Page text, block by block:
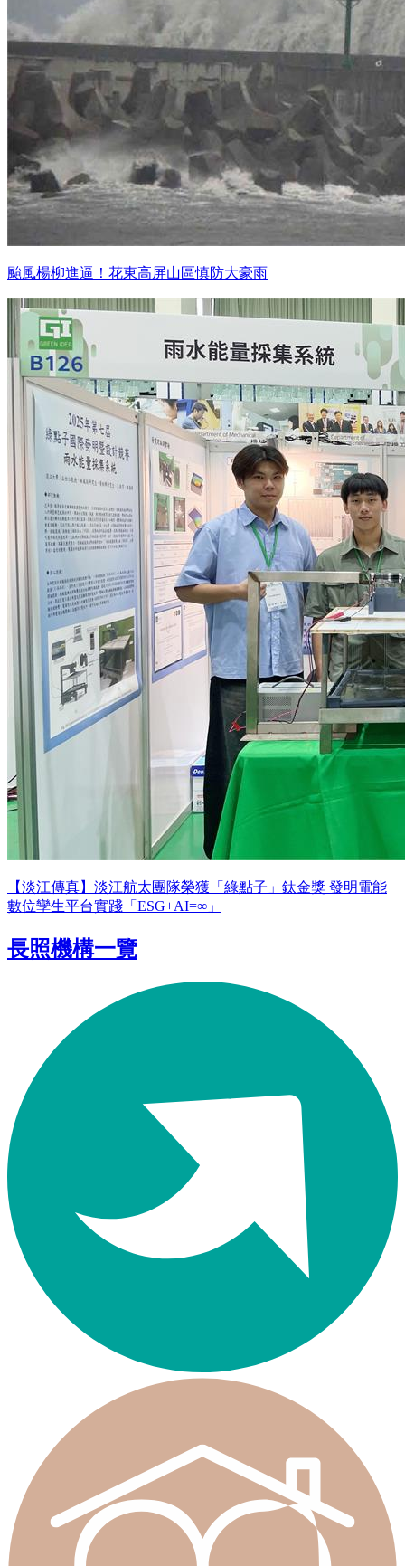
颱風楊柳進逼！花東高屏山區慎防大豪雨
【淡江傳真】淡江航太團隊榮獲「綠點子」鈦金獎 發明電能
數位孿生平台實踐「ESG+AI=∞」
長照機構一覽